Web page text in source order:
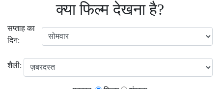
क्या फिल्म देखना है?
सप्ताह का
दिन:
शैली: